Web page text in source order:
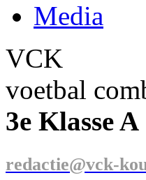
Media
VCK
voetbal
3e Klasse A
redactie@vck-